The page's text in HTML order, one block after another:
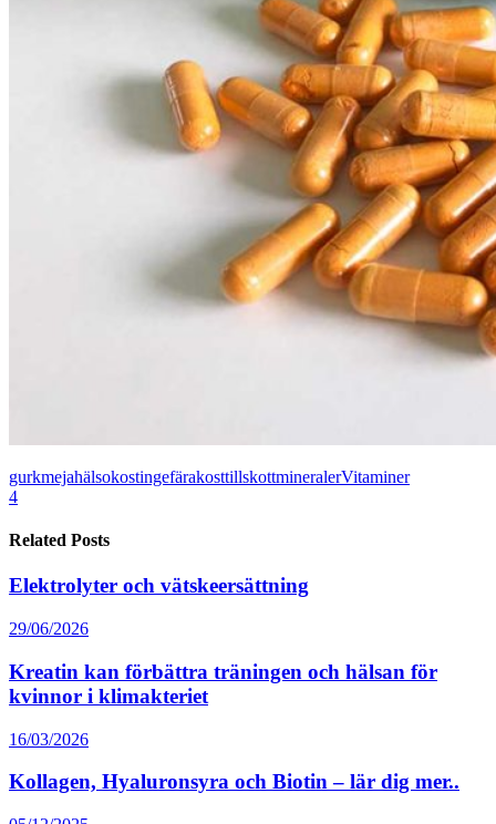
gurkmejahälsokostingefärakosttillskottmineralerVitaminer
4
Related Posts
Elektrolyter och vätskeersättning
29/06/2026
Kreatin kan förbättra träningen och hälsan för
kvinnor i klimakteriet
16/03/2026
Kollagen, Hyaluronsyra och Biotin – lär dig mer..